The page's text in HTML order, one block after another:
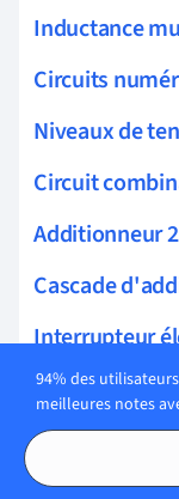
Inductance
Circuits
Niveaux de
Circuit
Additionneur
Cascade
Interrupteur
Interrupteur
Interrupteur
94% des
meilleures notes